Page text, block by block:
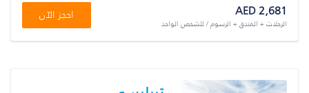
AED 2,681
الرحلات + الفندق + الرسوم / للشخص الواحد
احجز الآن